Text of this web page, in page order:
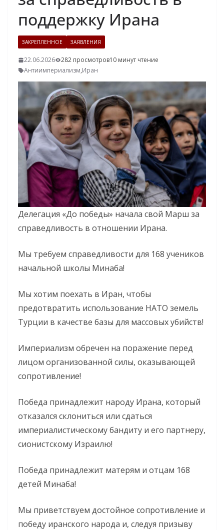
поддержку Ирана
ЗАКРЕПЛЕННОЕ ЗАЯВЛЕНИЯ
22.06.2026 282 просмотров10 минут чтение
Антиимпериализм,Иран
Делегация «До победы» начала свой Марш за
справедливость в отношении Ирана.
Мы требуем справедливости для 168 учеников
начальной школы Минаба!
Мы хотим поехать в Иран, чтобы
предотвратить использование НАТО земель
Турции в качестве базы для массовых убийств!
Империализм обречен на поражение перед
лицом организованной силы, оказывающей
сопротивление!
Победа принадлежит народу Ирана, который
отказался склониться или сдаться
империалистическому бандиту и его партнеру,
сионистскому Израилю!
Победа принадлежит матерям и отцам 168
детей Минаба!
Мы приветствуем достойное сопротивление и
победу иранского народа и, следуя призыву